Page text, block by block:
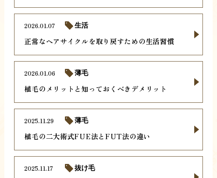
正常なヘアサイクルを取り戻すための生活習慣
2026.01.07 生活
植毛のメリットと知っておくべきデメリット
2026.01.06 薄毛
植毛の二大術式FUE法とFUT法の違い
2025.11.29 薄毛
2025.11.17 抜け毛